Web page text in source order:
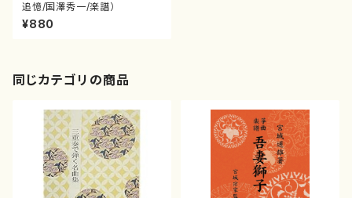
追憶/国澤秀一/楽譜）
¥880
同じカテゴリの商品